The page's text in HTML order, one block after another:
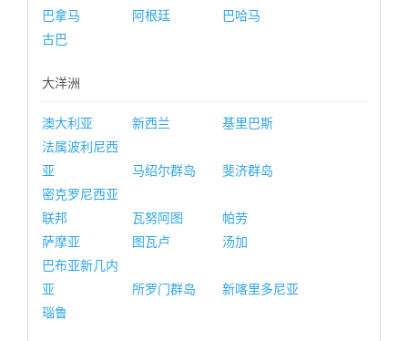
巴拿马
阿根廷
巴哈马
古巴
大洋洲
澳大利亚 新西兰
基里巴斯
法属波利尼西
亚
马绍尔群岛
斐济群岛
密克罗尼西亚
联邦
瓦努阿图
帕劳
萨摩亚
图瓦卢
汤加
巴布亚新几内
亚
所罗门群岛
新喀里多尼亚
瑙鲁